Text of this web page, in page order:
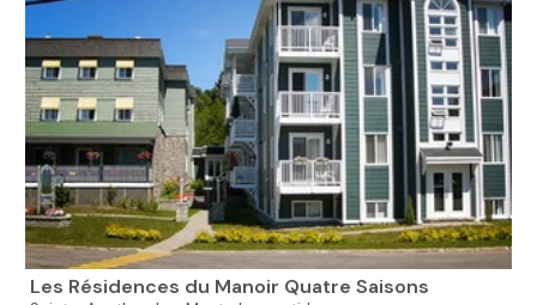
Les Résidences du Manoir Quatre Saisons